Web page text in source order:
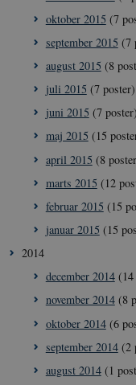
oktober 2015 (7
september 2015 (7
august 2015 (8
juli 2015 (7 poster)
juni 2015 (7 poster)
maj 2015 (15
april 2015 (8
marts 2015 (12
februar 2015 (15
januar 2015 (15
2014
december 2014(14
november 2014(8
oktober 2014(6
september 2014(2
august 2014(1
__Secure-